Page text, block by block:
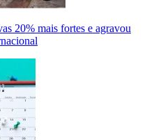
20% mais fortes e agravou